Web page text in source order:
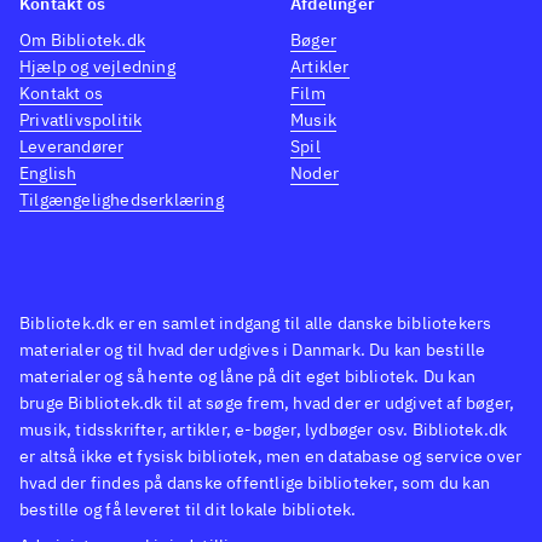
Lydsiden er filmisk, og især
stemmeskuespillet fungerer
godt, og historien og
bipersonerne er troværdige
Plot- og spilmæssigt minder
spillet en del om James
Cameron's Avatar
fin spiloplevelse, dog uden at
sprænge nogen skala. Mangler
man iskolde og ugæstfri
planeter i spilsamlingen er
dette ikke et dårlig bud.
Bibliotek.dk er en samlet indgang til alle danske bibliotekers
materialer og til hvad der udgives i Danmark. Du kan bestille
materialer og så hente og låne på dit eget bibliotek. Du kan
bruge Bibliotek.dk til at søge frem, hvad der er udgivet af bøger,
musik, tidsskrifter, artikler, e-bøger, lydbøger osv. Bibliotek.dk
er altså ikke et fysisk bibliotek, men en database og service over
hvad der findes på danske offentlige biblioteker, som du kan
bestille og få leveret til dit lokale bibliotek.
Om Bibliotek.dk
Hjælp og vejledning
Kontakt os
Privatlivspolitik
Leverandører
English
Tilgængelighedserklæring
Bøger
Artikler
Film
Musik
Spil
Noder